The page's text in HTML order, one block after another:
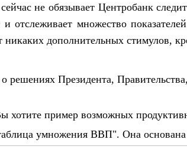
не обязывает Центробанк
отслеживает множество
никаких дополнительных стимулов,
о решениях Президента,
хотите пример возможных
умножения ВВП". Она